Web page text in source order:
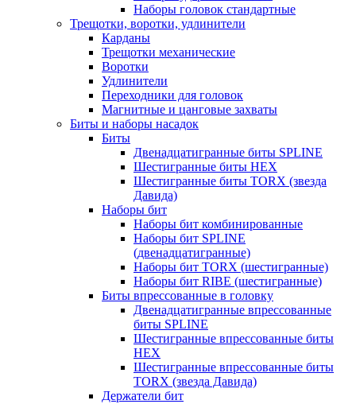
Наборы головок стандартные
Трещотки, воротки, удлинители
Карданы
Трещотки механические
Воротки
Удлинители
Переходники для головок
Магнитные и цанговые захваты
Биты и наборы насадок
Биты
Двенадцатигранные биты SPLINE
Шестигранные биты HEX
Шестигранные биты TORX (звезда
Давида)
Наборы бит
Наборы бит комбинированные
Наборы бит SPLINE
(двенадцатигранные)
Наборы бит TORX (шестигранные)
Наборы бит RIBE (шестигранные)
Биты впрессованные в головку
Двенадцатигранные впрессованные
биты SPLINE
Шестигранные впрессованные биты
HEX
Шестигранные впрессованные биты
TORX (звезда Давида)
Держатели бит